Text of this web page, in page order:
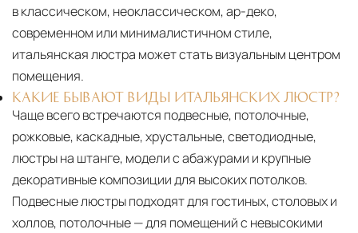
в классическом, неоклассическом, ар-деко,
современном или минималистичном стиле,
итальянская люстра может стать визуальным центром
помещения.
КАКИЕ БЫВАЮТ ВИДЫ ИТАЛЬЯНСКИХ ЛЮСТР?
Чаще всего встречаются подвесные, потолочные,
рожковые, каскадные, хрустальные, светодиодные,
люстры на штанге, модели с абажурами и крупные
декоративные композиции для высоких потолков.
Подвесные люстры подходят для гостиных, столовых и
холлов, потолочные — для помещений с невысокими